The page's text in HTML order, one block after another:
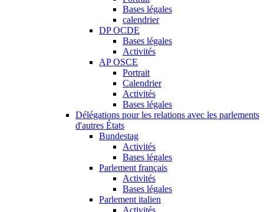
Bases légales
calendrier
DP OCDE
Bases légales
Activités
AP OSCE
Portrait
Calendrier
Activités
Bases légales
Délégations pour les relations avec les parlements
d'autres États
Bundestag
Activités
Bases légales
Parlement français
Activités
Bases légales
Parlement italien